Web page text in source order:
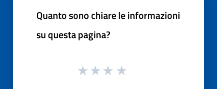
Quanto sono chiare le informazioni
su questa pagina?